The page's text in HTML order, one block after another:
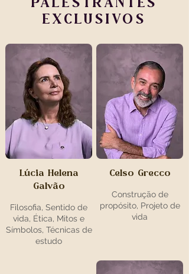
EXCLUSIVOS
Lúcia Helena
Galvão
Filosofia, Sentido de
vida, Ética, Mitos e
Símbolos, Técnicas de
estudo
Celso Grecco
Construção de
propósito, Projeto de
vida